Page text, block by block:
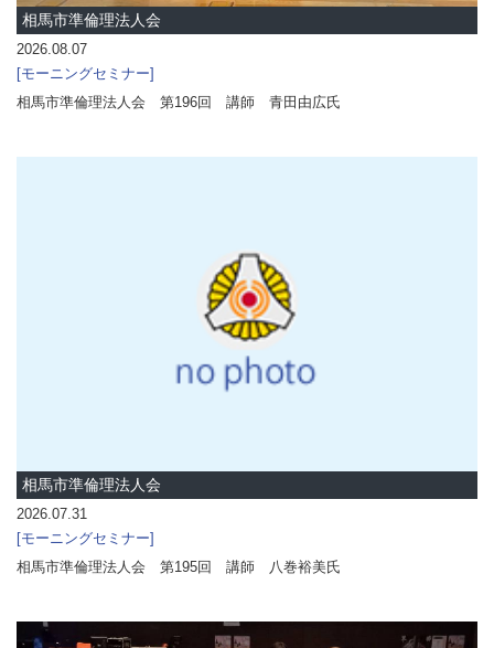
相馬市準倫理法人会
2026.08.07
モーニングセミナー
相馬市準倫理法人会 第196回 講師 青田由広氏
相馬市準倫理法人会
2026.07.31
モーニングセミナー
相馬市準倫理法人会 第195回 講師 八巻裕美氏